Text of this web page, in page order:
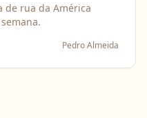
de rua da América
Pedro Almeida